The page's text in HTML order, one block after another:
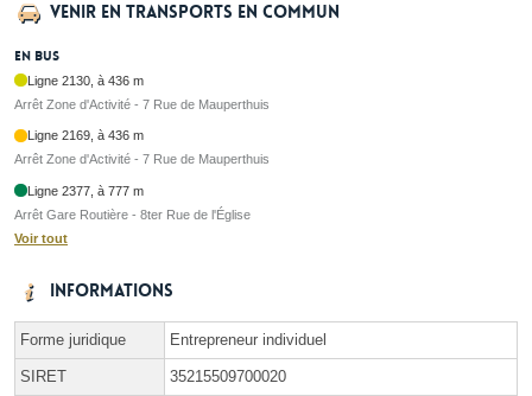
Venir en transports en commun
En bus
Ligne 2130, à 436 m
Arrêt Zone d'Activité - 7 Rue de Mauperthuis
Ligne 2169, à 436 m
Arrêt Zone d'Activité - 7 Rue de Mauperthuis
Ligne 2377, à 777 m
Arrêt Gare Routière - 8ter Rue de l'Église
Voir tout
Informations
Forme juridique Entrepreneur individuel
SIRET 35215509700020